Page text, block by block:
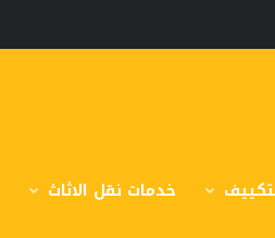
خدمات نقل الاثاث